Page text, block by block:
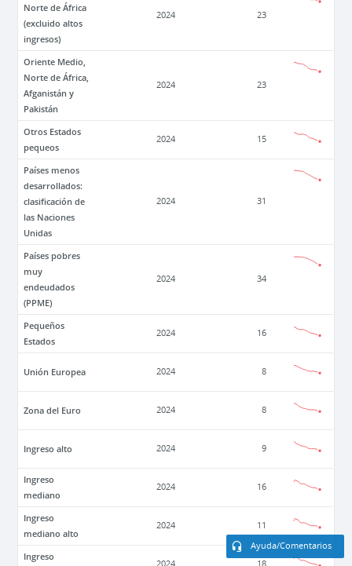
Norte de África
(excluido altos
ingresos)
2024 23
Oriente Medio,
Norte de África,
Afganistán y
Pakistán
2024 23
Otros Estados
pequeos
2024 15
Países menos
desarrollados:
clasificación de
las Naciones
Unidas
2024 31
Países pobres
muy
endeudados
(PPME)
2024 34
Pequeños
Estados
2024 16
Unión Europea 2024 8
Zona del Euro 2024 8
Ingreso alto 2024 9
Ingreso
mediano
2024 16
Ingreso
mediano alto
2024 11
Ingreso
Ayuda/Comentarios